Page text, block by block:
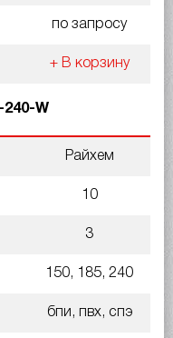
по запросу
+ В корзину
240-W
Райхем
10
3
150, 185, 240
бпи, пвх, спэ